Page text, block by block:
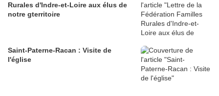
Rurales d'Indre-et-Loire aux élus de
notre gterritoire
Saint-Paterne-Racan : Visite de
l'église